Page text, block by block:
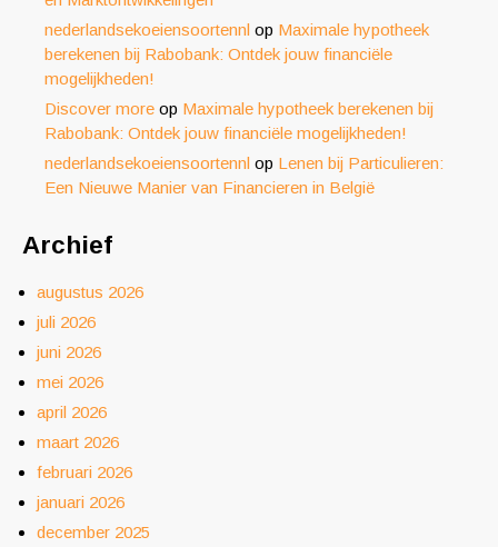
nederlandsekoeiensoortennl op Maximale hypotheek
berekenen bij Rabobank: Ontdek jouw financiële
mogelijkheden!
Discover more op Maximale hypotheek berekenen bij
Rabobank: Ontdek jouw financiële mogelijkheden!
nederlandsekoeiensoortennl op Lenen bij Particulieren:
Een Nieuwe Manier van Financieren in België
Archief
augustus 2026
juli 2026
juni 2026
mei 2026
april 2026
maart 2026
februari 2026
januari 2026
december 2025